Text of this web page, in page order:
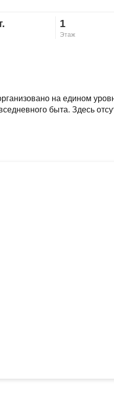
1
Этаж
на едином
быта. Здесь